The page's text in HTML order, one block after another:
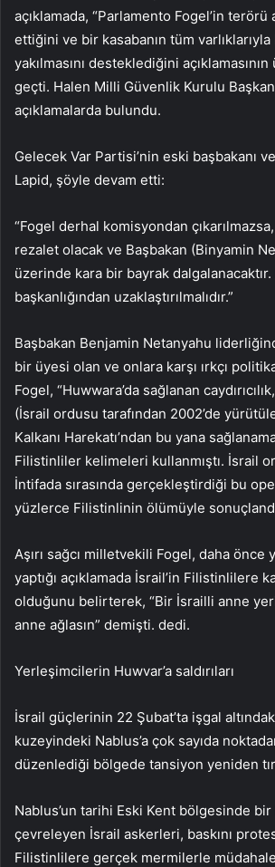
açıklamada, “Parlamento Fogel’in
ettiğini ve bir kasabanın tüm
yakılmasını desteklediğini
geçti. Halen Milli Güvenlik Kurulu
açıklamalarda bulundu.
Gelecek Var Partisi’nin eski başbakanı
Lapid, şöyle devam etti:
“Fogel derhal komisyondan
rezalet olacak ve Başbakan (Binyamin
üzerinde kara bir bayrak
başkanlığından uzaklaştırılmalıdır.”
Başbakan Benjamin Netanyahu
bir üyesi olan ve onlara karşı ırkçı
Fogel, “Huwwara’da sağlanan
(İsrail ordusu tarafından 2002’de
Kalkanı Harekatı’ndan bu yana
Filistinliler kelimeleri kullanmıştı. İsrail
İntifada sırasında gerçekleştirdiği bu
yüzlerce Filistinlinin ölümüyle
Aşırı sağcı milletvekili Fogel, daha önce
yaptığı açıklamada İsrail’in Filistinlilere
olduğunu belirterek, “Bir İsrailli anne
anne ağlasın” demişti. dedi.
Yerleşimcilerin Huwvar’a saldırıları
İsrail güçlerinin 22 Şubat’ta işgal altındaki
kuzeyindeki Nablus’a çok sayıda
düzenlediği bölgede tansiyon yeniden
Nablus’un tarihi Eski Kent bölgesinde
çevreleyen İsrail askerleri, baskını
Filistinlilere gerçek mermilerle